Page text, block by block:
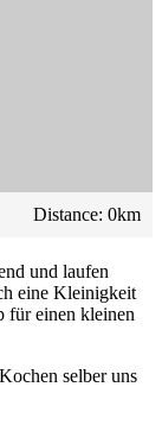
Distance: 0km
und laufen
eine Kleinigkeit
für einen kleinen
selber uns